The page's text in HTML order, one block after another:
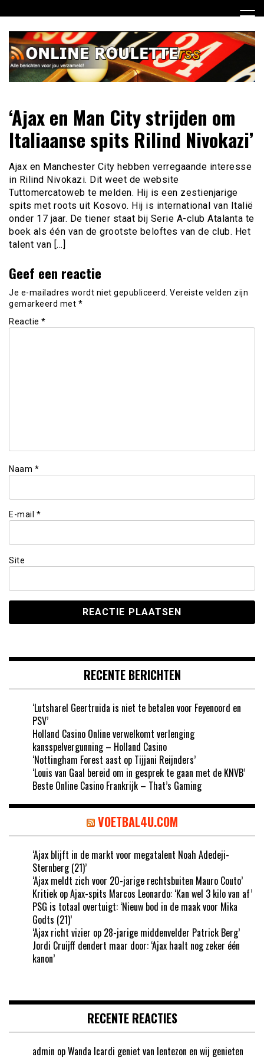
naar
inhoud
Online Roulette RSS
verzameld
‘Ajax en Man City strijden om
Italiaanse spits Rilind Nivokazi’
Ajax en Manchester City hebben verregaande interesse
in Rilind Nivokazi. Dit weet de website
Tuttomercatoweb te melden. Hij is een zestienjarige
spits met roots uit Kosovo. Hij is international van Italië
onder 17 jaar. De tiener staat bij Serie A-club Atalanta te
boek als één van de grootste beloftes van de club. Het
talent van […]
Geef een reactie
Je e-mailadres wordt niet gepubliceerd. Vereiste velden zijn
gemarkeerd met *
Reactie *
Naam *
E-mail *
Site
RECENTE BERICHTEN
‘Lutsharel Geertruida is niet te betalen voor Feyenoord en
PSV’
Holland Casino Online verwelkomt verlenging
kansspelvergunning – Holland Casino
‘Nottingham Forest aast op Tijjani Reijnders’
‘Louis van Gaal bereid om in gesprek te gaan met de KNVB’
Beste Online Casino Frankrijk – That’s Gaming
VOETBAL4U.COM
‘Ajax blijft in de markt voor megatalent Noah Adedeji-
Sternberg (21)’
‘Ajax meldt zich voor 20-jarige rechtsbuiten Mauro Couto’
Kritiek op Ajax-spits Marcos Leonardo: ‘Kan wel 3 kilo van af’
PSG is totaal overtuigt: ‘Nieuw bod in de maak voor Mika
Godts (21)’
‘Ajax richt vizier op 28-jarige middenvelder Patrick Berg’
Jordi Cruijff dendert maar door: ‘Ajax haalt nog zeker één
kanon’
RECENTE REACTIES
admin opWanda Icardi geniet van lentezon en wij genieten